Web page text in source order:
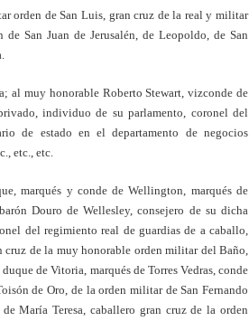
orden de San Luis, gran cruz de la real y militar
San Juan de Jerusalén, de Leopoldo, de San
al muy honorable Roberto Stewart, vizconde de
individuo de su parlamento, coronel del
de estado en el departamento de negocios
etc., etc.
marqués y conde de Wellington, marqués de
Douro de Wellesley, consejero de su dicha
del regimiento real de guardias de a caballo,
de la muy honorable orden militar del Baño,
de Vitoria, marqués de Torres Vedras, conde
de Oro, de la orden militar de San Fernando
María Teresa, caballero gran cruz de la orden